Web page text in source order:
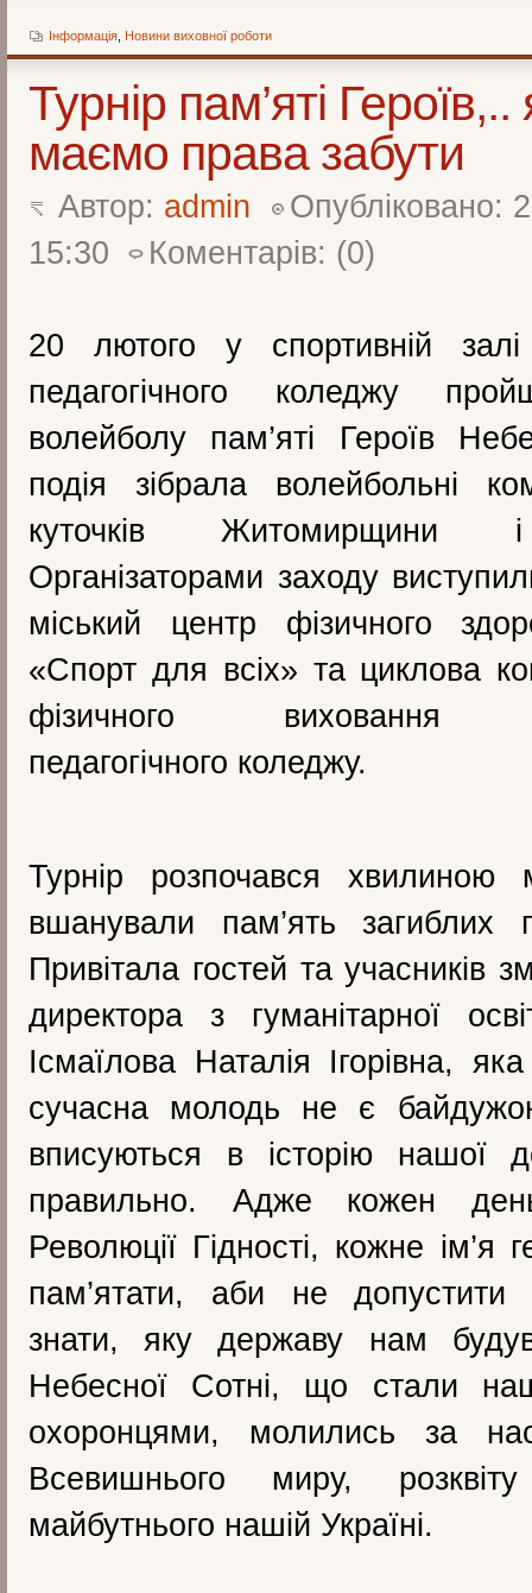
Інформація Новини виховної роботи
Турнір пам’яті
маємо права забути
Автор: admin
Опубліковано:
15:30
Коментарів: (0)
20 лютого у спортивній залі
педагогічного коледжу
волейболу пам’яті Героїв
подія зібрала волейбольні
куточків Житомирщини
Організаторами заходу
міський центр фізичного
«Спорт для всіх» та циклова
фізичного виховання
педагогічного коледжу.
Турнір розпочався хвилиною
вшанували пам’ять загиблих
Привітала гостей та учасників
директора з гуманітарної
Ісмаїлова Наталія Ігорівна,
сучасна молодь не є
вписуються в історію нашої
правильно. Адже кожен
Революції Гідності, кожне ім’я
пам’ятати, аби не допустити
знати, яку державу нам
Небесної Сотні, що стали
охоронцями, молились за
Всевишнього миру,
майбутнього нашій Україні.